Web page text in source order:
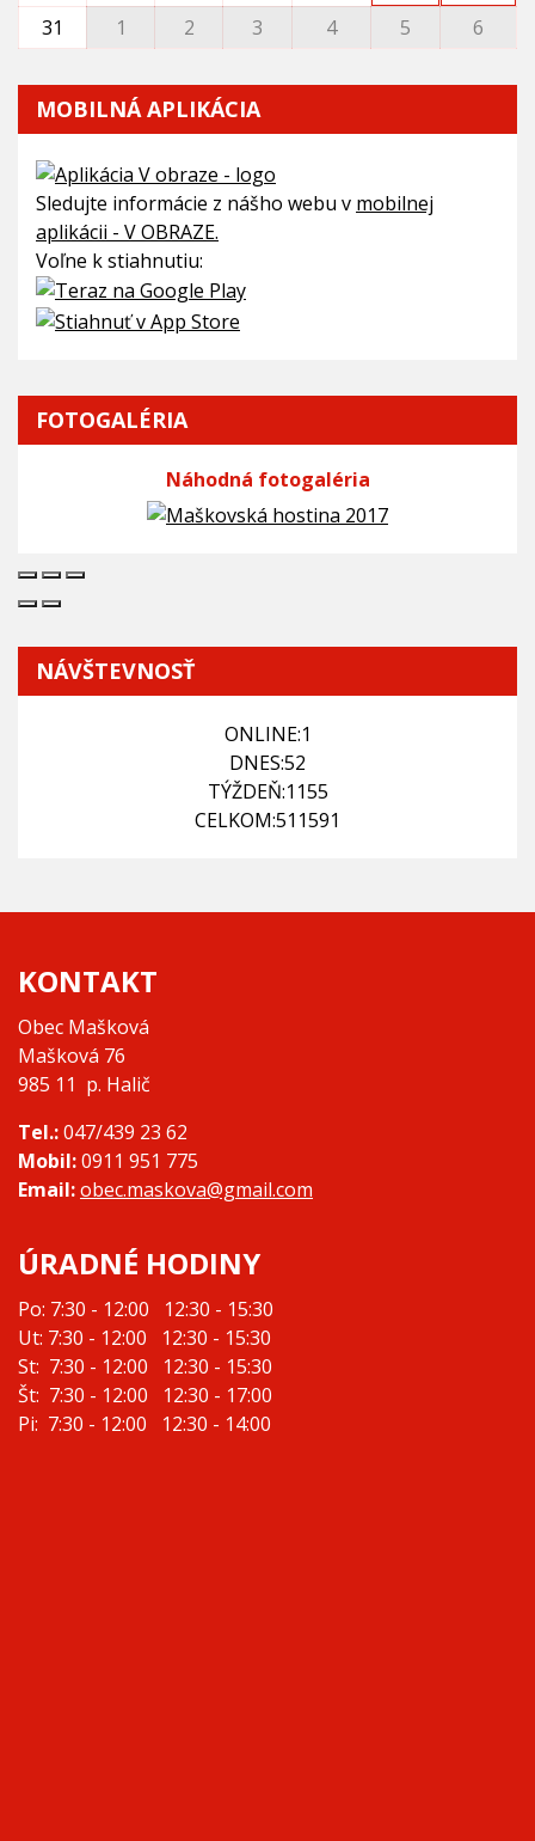
31
1 2 3 4 5 6
MOBILNÁ APLIKÁCIA
Sledujte informácie z nášho webu v mobilnej
aplikácii - V OBRAZE.
Voľne k stiahnutiu:
FOTOGALÉRIA
Náhodná fotogaléria
NÁVŠTEVNOSŤ
ONLINE:1
DNES:52
TÝŽDEŇ:1155
CELKOM:511591
KONTAKT
Obec Mašková
Mašková 76
985 11 p. Halič
Tel.:047/439 23 62
Mobil:0911 951 775
Email:obec.maskova@gmail.com
ÚRADNÉ HODINY
Po: 7:30 - 12:00 12:30 - 15:30
Ut: 7:30 - 12:00 12:30 - 15:30
St: 7:30 - 12:00 12:30 - 15:30
Št: 7:30 - 12:00 12:30 - 17:00
Pi: 7:30 - 12:00 12:30 - 14:00